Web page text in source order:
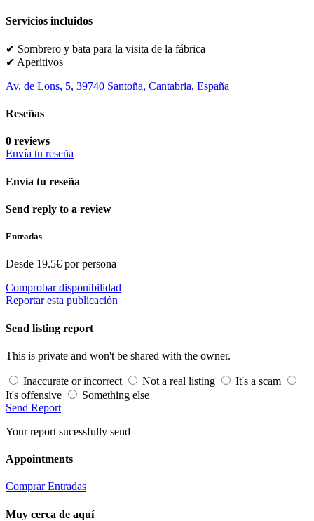
Servicios incluidos
✔ Sombrero y bata para la visita de la fábrica
✔ Aperitivos
Av. de Lons, 5, 39740 Santoña, Cantabria, España
Reseñas
0 reviews
Envía tu reseña
Envía tu reseña
Send reply to a review
Entradas
Desde 19.5€ por persona
Comprobar disponibilidad
Reportar esta publicación
Send listing report
This is private and won't be shared with the owner.
Inaccurate or incorrect Not a real listing
It's a scam
It's offensive
Something else
Send Report
Your report sucessfully send
Appointments
Comprar Entradas
Muy cerca de aquí